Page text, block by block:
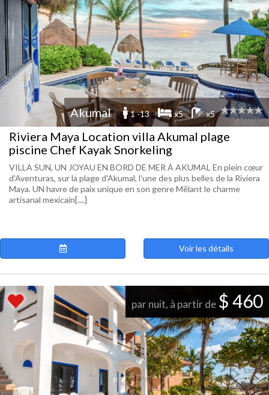
Akumal 1 -13 x5 x5
Riviera Maya Location villa Akumal plage
piscine Chef Kayak Snorkeling
VILLA SUN, UN JOYAU EN BORD DE MER À AKUMAL En plein cœur
d'Aventuras, sur la plage d'Akumal, l'une des plus belles de la Riviera
Maya. UN havre de paix unique en son genre Mêlant le charme
artisanal mexicain[....]
Voir les détails
par nuit, à partir de $ 460